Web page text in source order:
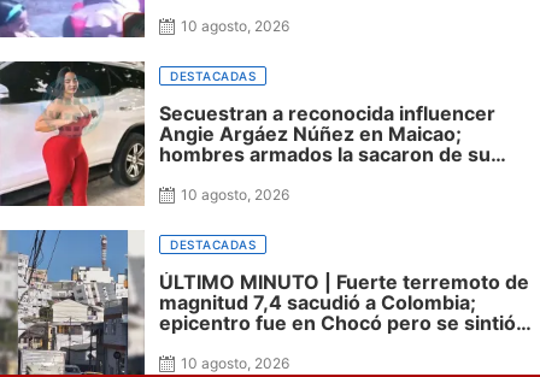
10 agosto, 2026
DESTACADAS
Secuestran a reconocida influencer
Angie Argáez Núñez en Maicao;
hombres armados la sacaron de su
10 agosto, 2026
DESTACADAS
ÚLTIMO MINUTO | Fuerte terremoto de
magnitud 7,4 sacudió a Colombia;
epicentro fue en Chocó pero se sintió
10 agosto, 2026